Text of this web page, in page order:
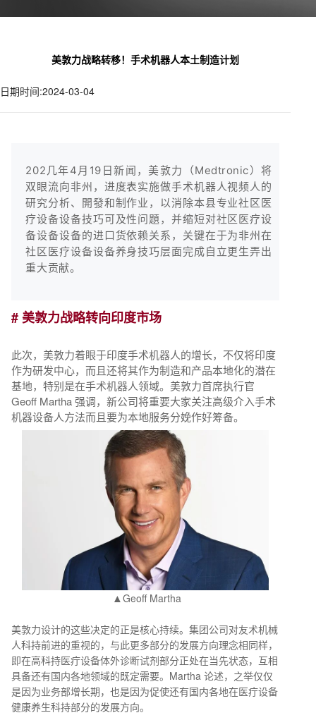
美敦力战略转移！手术机器人本土制造计划
日期时间:2024-03-04
202几年4月19日新闻，美敦力（Medtronic）将
双眼流向非州，进度表实施做手术机器人视频人的
研究分析、開發和制作业，以消除本县专业社区医
疗设备设备技巧可及性问題，并缩短对社区医疗设
备设备设备的进口货依赖关系，关键在于为非州在
社区医疗设备设备养身技巧层面完成自立更生弄出
重大贡献。
# 美敦力战略转向印度市场
此次，美敦力着眼于印度手术机器人的增长，不仅将印度
作为研发中心，而且还将其作为制造和产品本地化的潜在
基地，特别是在手术机器人领域。美敦力首席执行官
Geoff Martha 强调，新公司将重要大家关注高级介入手术
机器设备人方法而且要为本地服务分娩作好筹备。
▲Geoff Martha
美敦力设计的这些决定的正是核心持续。集团公司对友术机械
人科持前进的重视的，与此更多部分的发展方向理念相同样，
即在高科持医疔设备体外诊断试剂部分正处在当先状态，互相
具备还有国内各地领域的既定需要。Martha 论述，之举仅仅
是因为业务部增长期，也是因为促使还有国内各地在医疔设备
健康养生科持部分的发展方向。